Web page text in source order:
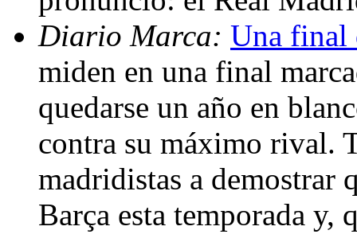
Diario Marca: Una final
miden en una final
quedarse un año en
contra su máximo rival.
madridistas a demostrar
Barça esta temporada y,